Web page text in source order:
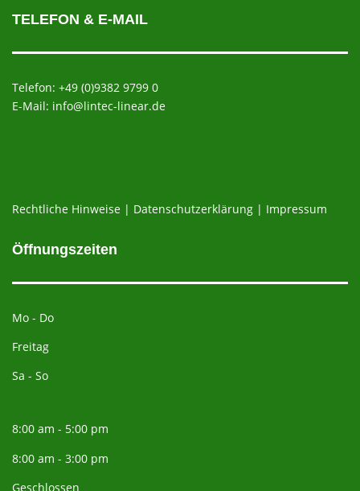
TELEFON & E-MAIL
Telefon: +49 (0)9382 9799 0
E-Mail: info@lintec-linear.de
Rechtliche Hinweise | Datenschutzerklärung | Impressum
Öffnungszeiten
Mo - Do
Freitag
Sa - So
8:00 am - 5:00 pm
8:00 am - 3:00 pm
Geschlossen